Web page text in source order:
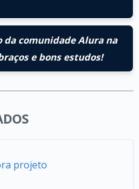
da comunidade Alura na
e bons estudos!
projeto